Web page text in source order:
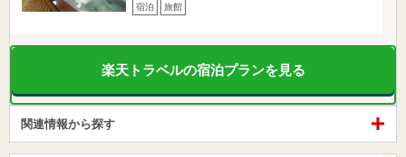
宿泊 旅館
楽天トラベルの宿泊プランを見る
関連情報から探す